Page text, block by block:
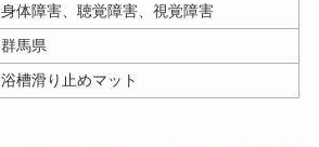
身体障害、聴覚障害、視覚障害
群馬県
浴槽滑り止めマット